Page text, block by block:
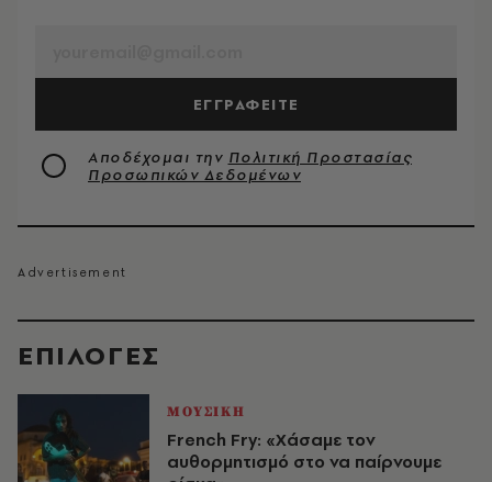
EΠΙΛΟΓΈΣ
ΜΟΥΣΙΚΗ
French Fry: «Χάσαμε τον
αυθορμητισμό στο να παίρνουμε
ΕΓΓΡΑΦΕΙΤΕ
Αποδέχομαι την Πολιτική Προστασίας
Προσωπικών Δεδομένων